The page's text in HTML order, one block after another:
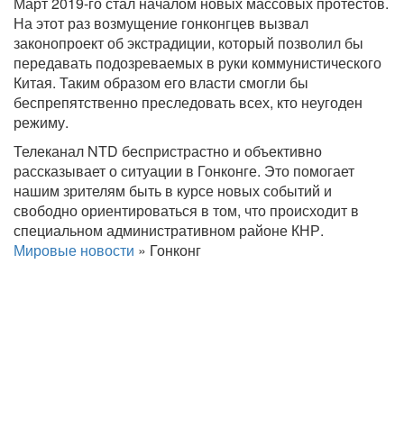
На этот раз возмущение гонконгцев вызвал
законопроект об экстрадиции, который позволил бы
передавать подозреваемых в руки коммунистического
Китая. Таким образом его власти смогли бы
беспрепятственно преследовать всех, кто неугоден
режиму.
Телеканал NTD беспристрастно и объективно
рассказывает о ситуации в Гонконге. Это помогает
нашим зрителям быть в курсе новых событий и
свободно ориентироваться в том, что происходит в
специальном административном районе КНР.
Мировые новости » Гонконг